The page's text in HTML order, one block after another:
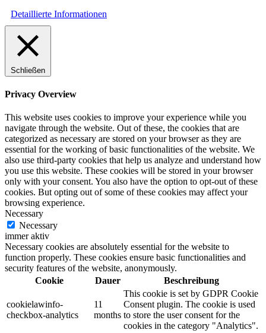
Detaillierte Informationen
Schließen
Privacy Overview
This website uses cookies to improve your experience while you
navigate through the website. Out of these, the cookies that are
categorized as necessary are stored on your browser as they are
essential for the working of basic functionalities of the website. We
also use third-party cookies that help us analyze and understand how
you use this website. These cookies will be stored in your browser
only with your consent. You also have the option to opt-out of these
cookies. But opting out of some of these cookies may affect your
browsing experience.
Necessary
Necessary
immer aktiv
Necessary cookies are absolutely essential for the website to
function properly. These cookies ensure basic functionalities and
security features of the website, anonymously.
Cookie
Dauer Beschreibung
cookielawinfo-
checkbox-analytics
11
months
This cookie is set by GDPR Cookie
Consent plugin. The cookie is used
to store the user consent for the
cookies in the category "Analytics".